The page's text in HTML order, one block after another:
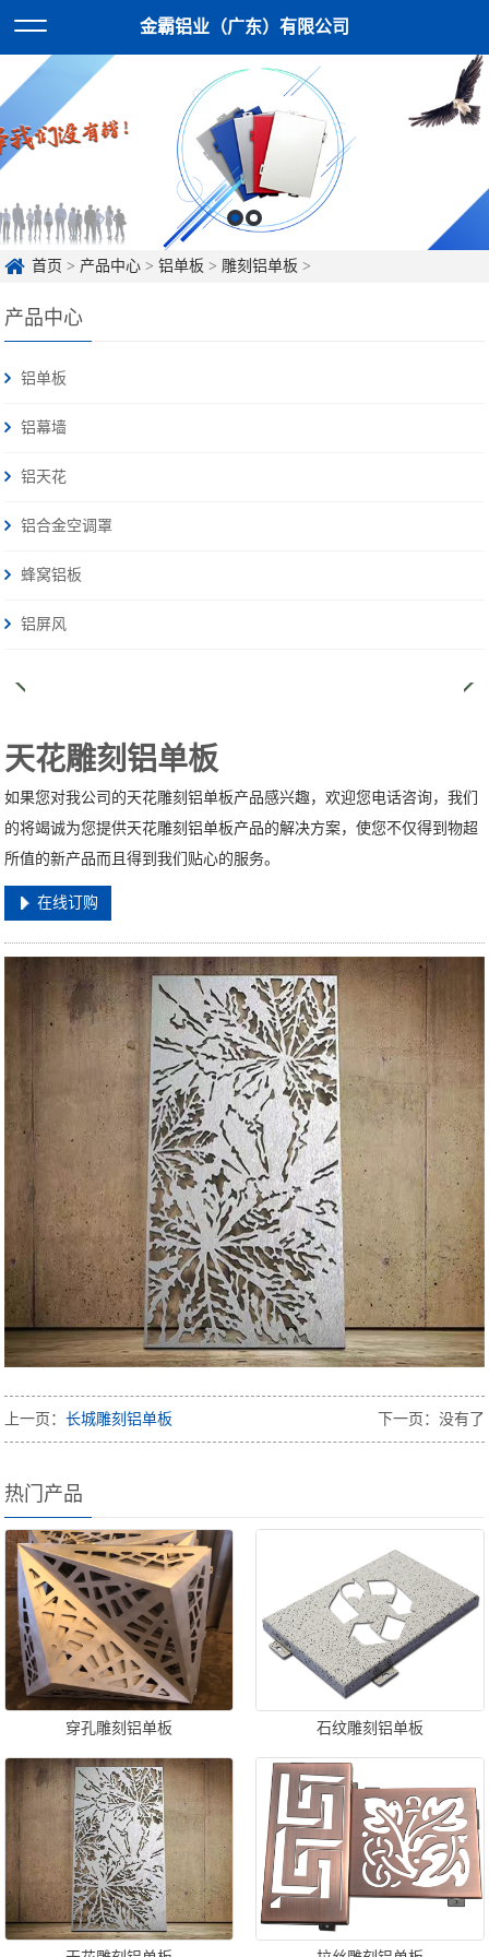
金霸铝业（广东）有限公司
首页 > 产品中心 >铝单板 >雕刻铝单板 >
产品中心
铝单板
铝幕墙
铝天花
铝合金空调罩
蜂窝铝板
铝屏风
天花雕刻铝单板
如果您对我公司的天花雕刻铝单板产品感兴趣，欢迎您电话咨询，我们
的将竭诚为您提供天花雕刻铝单板产品的解决方案，使您不仅得到物超
所值的新产品而且得到我们贴心的服务。
在线订购
上一页：长城雕刻铝单板 下一页：没有了
热门产品
穿孔雕刻铝单板 石纹雕刻铝单板